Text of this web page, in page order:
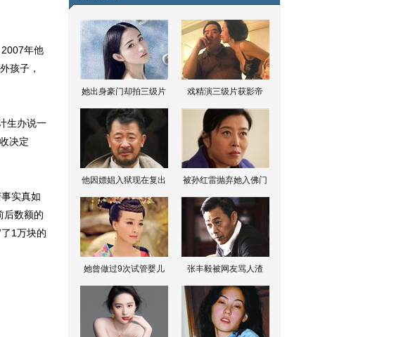
年他
孩子，
生办说一
决定
实真如
后数额的
1万块的
她出身豪门却拍三级片 戏精演三级片获影帝
他因嫖娼入狱现在复出 被孙红雷抛弃她入佛门
她曾做过9次试管婴儿 张丰毅被网友骂人渣